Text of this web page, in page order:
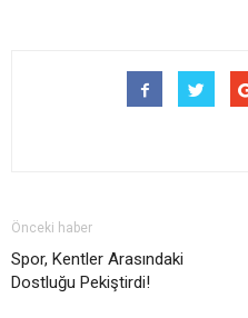
Önceki haber
Spor, Kentler Arasındaki
Dostluğu Pekiştirdi!